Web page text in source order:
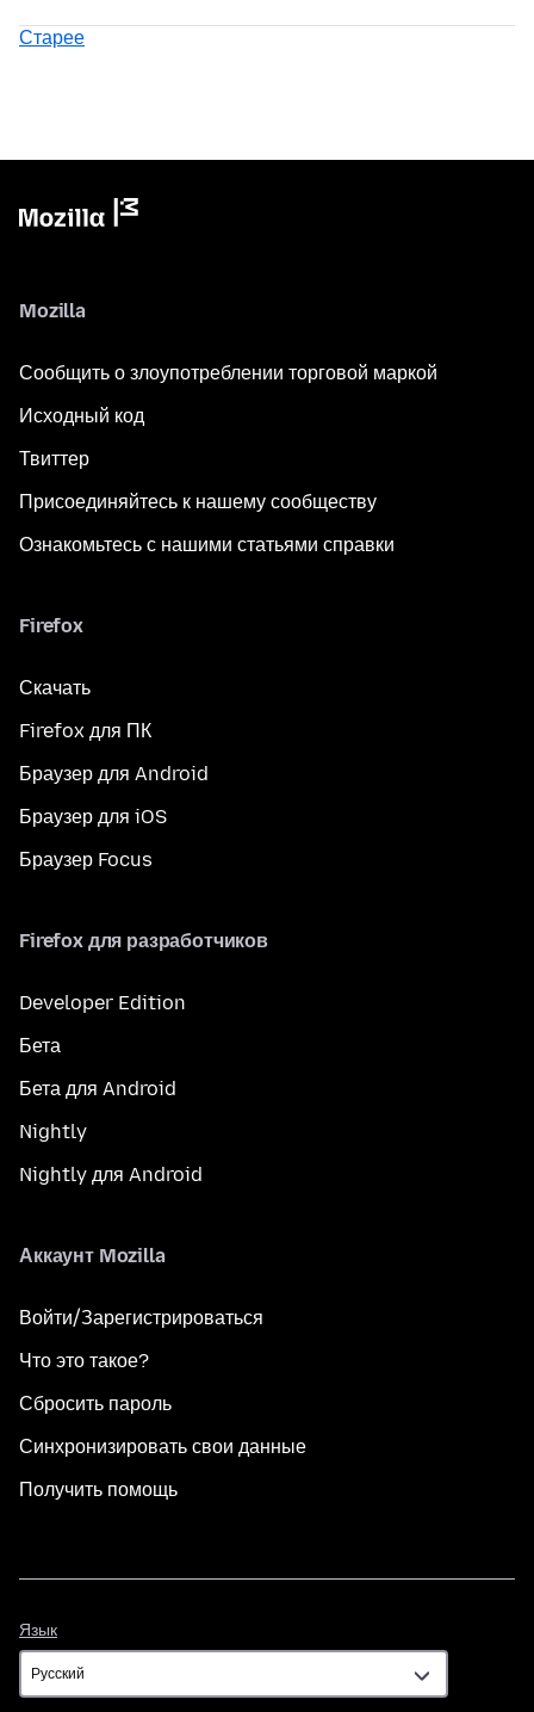
Старее
Mozilla
Сообщить о злоупотреблении торговой маркой
Исходный код
Твиттер
Присоединяйтесь к нашему сообществу
Ознакомьтесь с нашими статьями справки
Firefox
Скачать
Firefox для ПК
Браузер для Android
Браузер для iOS
Браузер Focus
Firefox для разработчиков
Developer Edition
Бета
Бета для Android
Nightly
Nightly для Android
Аккаунт Mozilla
Войти/Зарегистрироваться
Что это такое?
Сбросить пароль
Синхронизировать свои данные
Получить помощь
Язык